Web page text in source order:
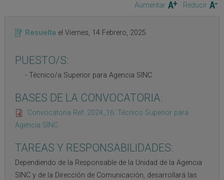
Aumentar Reducir
Resuelta el Viernes, 14 Febrero, 2025
PUESTO/S:
Técnico/a Superior para Agencia SINC
BASES DE LA CONVOCATORIA:
Convocatoria Ref. 2024_16: Técnico Superior para
Agencia SINC
TAREAS Y RESPONSABILIDADES:
Dependiendo de la Responsable de la Unidad de la Agencia
SINC y de la Dirección de Comunicación, desarrollará las